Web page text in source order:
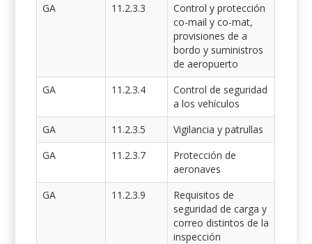
GA
11.2.3.3
Control y protección
co-mail y co-mat,
provisiones de a
bordo y suministros
de aeropuerto
GA
11.2.3.4
Control de seguridad
a los vehículos
GA
11.2.3.5
Vigilancia y patrullas
GA
11.2.3.7
Protección de
aeronaves
GA
11.2.3.9
Requisitos de
seguridad de carga y
correo distintos de la
inspección